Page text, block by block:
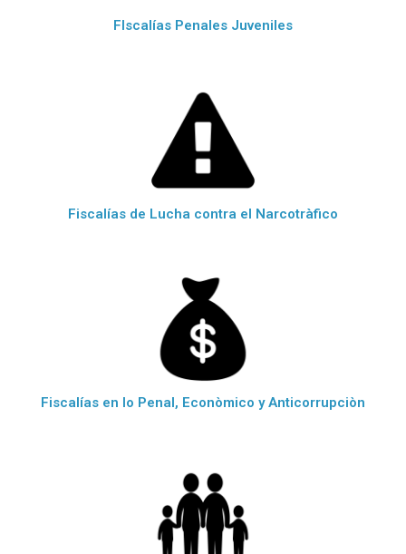
FIscalías Penales Juveniles
Fiscalías de Lucha contra el Narcotràfico
Fiscalías en lo Penal, Econòmico y Anticorrupciòn